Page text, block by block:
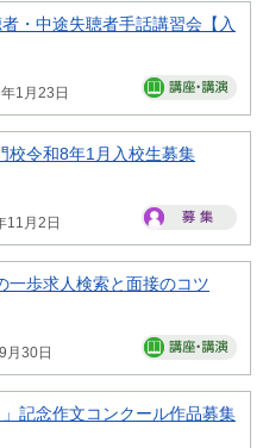
・中途失聴者手話講習会【入
1月23日
校令和8年1月入校生募集
11月2日
一歩求人検索と面接のコツ
月30日
記念作文コンクール作品募集